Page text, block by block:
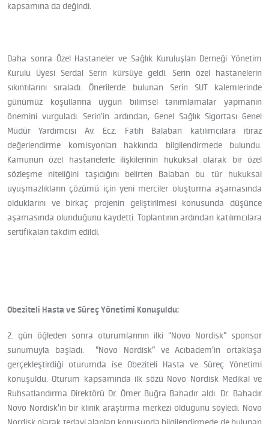
kapsamına da değindi.
Daha sonra Özel Hastaneler ve Sağlık Kuruluşları Derneği Yönetim
Kurulu Üyesi Serdal Serin kürsüye geldi. Serin özel hastanelerin
sıkıntılarını sıraladı. Önerilerde bulunan Serin SUT kalemlerinde
günümüz koşullarına uygun bilimsel tanımlamalar yapmanın
önemini vurguladı. Serin’in ardından, Genel Sağlık Sigortası Genel
Müdür Yardımcısı Av. Ecz. Fatih Balaban katılımcılara itiraz
değerlendirme komisyonları hakkında bilgilendirmede bulundu.
Kamunun özel hastanelerle ilişkilerinin hukuksal olarak bir özel
sözleşme niteliğini taşıdığını belirten Balaban bu tür hukuksal
uyuşmazlıkların çözümü için yeni merciler oluşturma aşamasında
olduklarını ve birkaç projenin geliştirilmesi konusunda düşünce
aşamasında olunduğunu kaydetti. Toplantının ardından katılımcılara
sertifikaları takdim edildi.
Obeziteli Hasta ve Süreç Yönetimi Konuşuldu:
2. gün öğleden sonra oturumlarının ilki “Novo Nordisk” sponsor
sunumuyla başladı. “Novo Nordisk” ve Acıbadem’in ortaklaşa
gerçekleştirdiği oturumda ise Obeziteli Hasta ve Süreç Yönetimi
konuşuldu. Oturum kapsamında ilk sözü Novo Nordisk Medikal ve
Ruhsatlandırma Direktörü Dr. Ömer Buğra Bahadır aldı. Dr. Bahadır
Novo Nordisk’in bir klinik araştırma merkezi olduğunu söyledi. Novo